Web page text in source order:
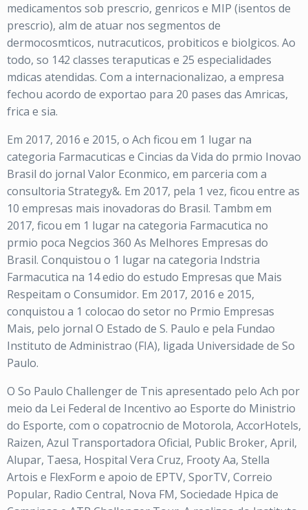
medicamentos sob prescrio, genricos e MIP (isentos de
prescrio), alm de atuar nos segmentos de
dermocosmticos, nutracuticos, probiticos e biolgicos. Ao
todo, so 142 classes teraputicas e 25 especialidades
mdicas atendidas. Com a internacionalizao, a empresa
fechou acordo de exportao para 20 pases das Amricas,
frica e sia.
Em 2017, 2016 e 2015, o Ach ficou em 1 lugar na
categoria Farmacuticas e Cincias da Vida do prmio Inovao
Brasil do jornal Valor Econmico, em parceria com a
consultoria Strategy&. Em 2017, pela 1 vez, ficou entre as
10 empresas mais inovadoras do Brasil. Tambm em
2017, ficou em 1 lugar na categoria Farmacutica no
prmio poca Negcios 360 As Melhores Empresas do
Brasil. Conquistou o 1 lugar na categoria Indstria
Farmacutica na 14 edio do estudo Empresas que Mais
Respeitam o Consumidor. Em 2017, 2016 e 2015,
conquistou a 1 colocao do setor no Prmio Empresas
Mais, pelo jornal O Estado de S. Paulo e pela Fundao
Instituto de Administrao (FIA), ligada Universidade de So
Paulo.
O So Paulo Challenger de Tnis apresentado pelo Ach por
meio da Lei Federal de Incentivo ao Esporte do Ministrio
do Esporte, com o copatrocnio de Motorola, AccorHotels,
Raizen, Azul Transportadora Oficial, Public Broker, April,
Alupar, Taesa, Hospital Vera Cruz, Frooty Aa, Stella
Artois e FlexForm e apoio de EPTV, SporTV, Correio
Popular, Radio Central, Nova FM, Sociedade Hpica de